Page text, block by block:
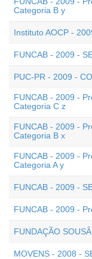
Categoria B y
Instituto AOCP -
FUNCAB - 2009 -
PUC-PR - 2009 -
FUNCAB - 2009 -
Categoria C z
FUNCAB - 2009 -
Categoria B x
FUNCAB - 2009 -
Categoria A y
FUNCAB - 2009 -
FUNCAB - 2009 -
FUNDAÇÃO
MOVENS - 2008 -